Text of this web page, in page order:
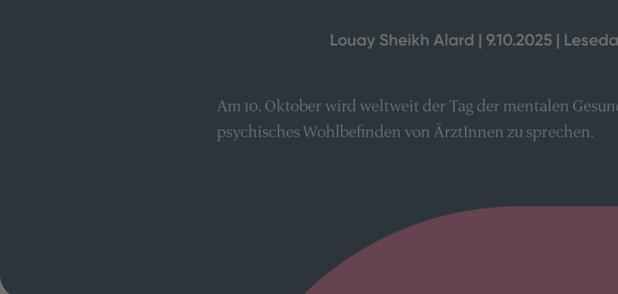
Louay Sheikh Alard | 9.10.2025 |
Am 10. Oktober wird weltweit der Tag der mentalen
psychisches Wohlbefinden von ÄrztInnen zu sprechen.